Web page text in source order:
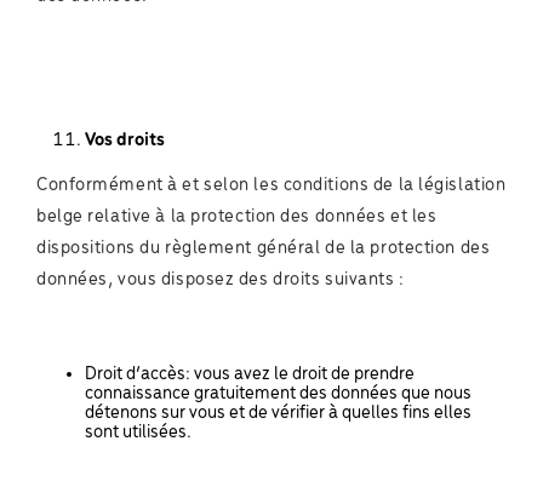
Vos droits
Conformément à et selon les conditions de la législation
belge relative à la protection des données et les
dispositions du règlement général de la protection des
données, vous disposez des droits suivants :
Droit d’accès: vous avez le droit de prendre
connaissance gratuitement des données que nous
détenons sur vous et de vérifier à quelles fins elles
sont utilisées.